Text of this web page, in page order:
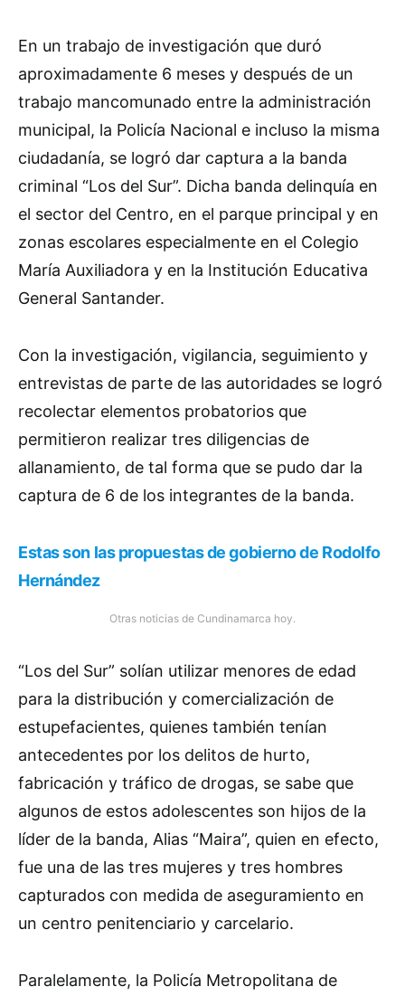
En un trabajo de investigación que duró
aproximadamente 6 meses y después de un
trabajo mancomunado entre la administración
municipal, la Policía Nacional e incluso la misma
ciudadanía, se logró dar captura a la banda
criminal “Los del Sur”. Dicha banda delinquía en
el sector del Centro, en el parque principal y en
zonas escolares especialmente en el Colegio
María Auxiliadora y en la Institución Educativa
General Santander.
Con la investigación, vigilancia, seguimiento y
entrevistas de parte de las autoridades se logró
recolectar elementos probatorios que
permitieron realizar tres diligencias de
allanamiento, de tal forma que se pudo dar la
captura de 6 de los integrantes de la banda.
Estas son las propuestas de gobierno de Rodolfo
Hernández
Otras noticias de Cundinamarca hoy.
“Los del Sur” solían utilizar menores de edad
para la distribución y comercialización de
estupefacientes, quienes también tenían
antecedentes por los delitos de hurto,
fabricación y tráfico de drogas, se sabe que
algunos de estos adolescentes son hijos de la
líder de la banda, Alias “Maira”, quien en efecto,
fue una de las tres mujeres y tres hombres
capturados con medida de aseguramiento en
un centro penitenciario y carcelario.
Paralelamente, la Policía Metropolitana de